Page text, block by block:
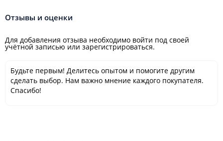
Отзывы и оценки
Для добавления отзыва необходимо войти под своей
учётной записью или зарегистрироваться.
Будьте первым! Делитесь опытом и помогите другим
сделать выбор. Нам важно мнение каждого покупателя.
Спасибо!